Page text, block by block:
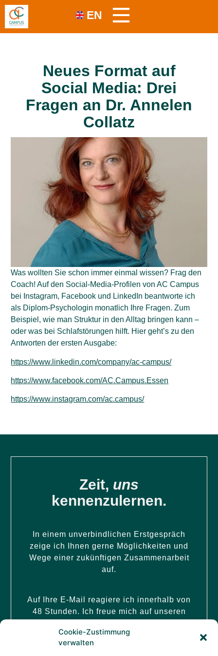
Cookie-Zustimmung
verwalten
EN
Neues Format auf
Social Media: Drei
Fragen an Dr. Annelen
Collatz
Was wollten Sie schon immer einmal wissen? Frag den
Coach! Auf den Social-Media-Profilen von AC Campus
bei Instagram, Facebook und LinkedIn beantworte ich
als Diplom-Psychologin monatlich Ihre Fragen. Zum
Beispiel, wie man Struktur in den Alltag bringen kann –
oder was bei Schlafstörungen hilft. Hier geht’s zu den
Antworten der ersten Ausgabe:
https://www.linkedin.com/company/ac-campus/
https://www.facebook.com/AC.Campus.Essen
https://www.instagram.com/ac.campus/
Zeit, uns
kennenzulernen.
In einem unverbindlichen Erstgespräch
zeige ich Ihnen gerne Möglichkeiten und
Wege einer zukünftigen Zusammenarbeit
auf.
Auf Ihre E-Mail reagiere ich innerhalb von
48 Stunden. Ich freue mich auf unseren
Ihre Dr. Annelen Collatz